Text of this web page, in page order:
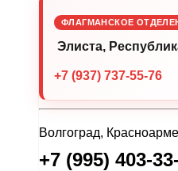
ФЛАГМАНСКОЕ
Элиста,
+7 (937) 737-55-76
Волгоград,
+7 (995) 403-